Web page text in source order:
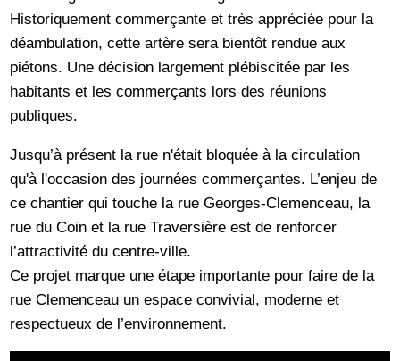
Historiquement commerçante et très appréciée pour la
déambulation, cette artère sera bientôt rendue aux
piétons. Une décision largement plébiscitée par les
habitants et les commerçants lors des réunions
publiques.
Jusqu’à présent la rue n'était bloquée à la circulation
qu'à l'occasion des journées commerçantes. L’enjeu de
ce chantier qui touche la rue Georges-Clemenceau, la
rue du Coin et la rue Traversière est de renforcer
l’attractivité du centre-ville.
Ce projet marque une étape importante pour faire de la
rue Clemenceau un espace convivial, moderne et
respectueux de l’environnement.